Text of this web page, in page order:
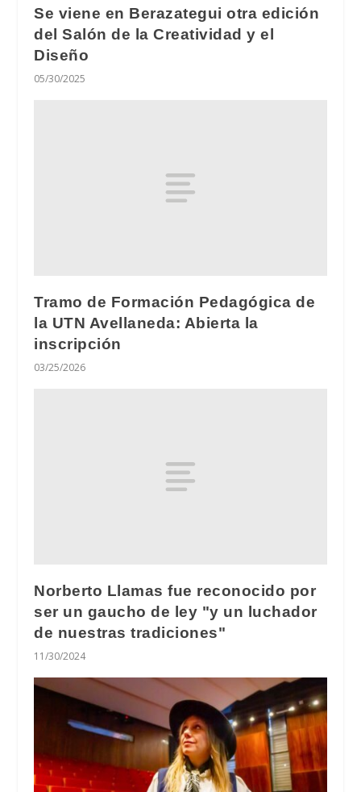
Se viene en Berazategui otra edición
del Salón de la Creatividad y el
Diseño
05/30/2025
Tramo de Formación Pedagógica de
la UTN Avellaneda: Abierta la
inscripción
03/25/2026
Norberto Llamas fue reconocido por
ser un gaucho de ley "y un luchador
de nuestras tradiciones"
11/30/2024